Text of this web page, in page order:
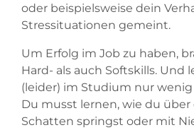
oder beispielsweise dein
Stressituationen gemeint.
Um Erfolg im Job zu haben,
Hard- als auch Softskills. Und
(leider) im Studium nur
Du musst lernen, wie du
Schatten springst oder mit